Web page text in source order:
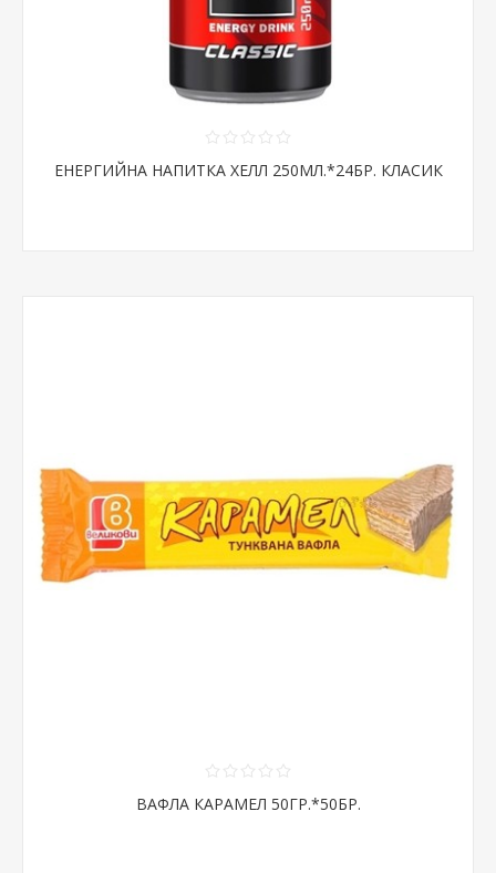
ЕНЕРГИЙНА НАПИТКА ХЕЛЛ 250МЛ.*24БР. КЛАСИК
ВАФЛА КАРАМЕЛ 50ГР.*50БР.